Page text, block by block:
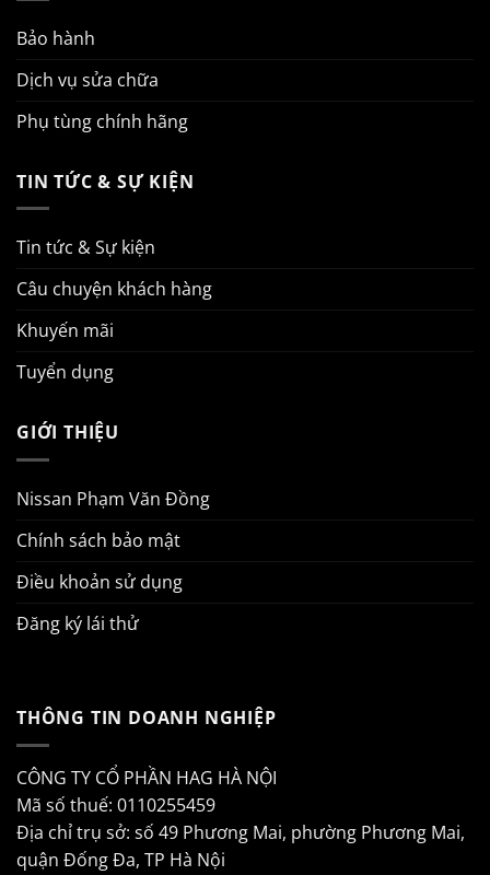
Bảo hành
Dịch vụ sửa chữa
Phụ tùng chính hãng
TIN TỨC & SỰ KIỆN
Tin tức & Sự kiện
Câu chuyện khách hàng
Khuyến mãi
Tuyển dụng
GIỚI THIỆU
Nissan Phạm Văn Đồng
Chính sách bảo mật
Điều khoản sử dụng
Đăng ký lái thử
THÔNG TIN DOANH NGHIỆP
CÔNG TY CỔ PHẦN HAG HÀ NỘI
Mã số thuế: 0110255459
Địa chỉ trụ sở: số 49 Phương Mai, phường Phương Mai,
quận Đống Đa, TP Hà Nội